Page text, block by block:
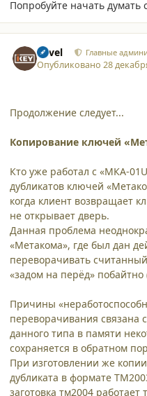
Попробуйте начать думать
Pavel Главные
Опубликовано28
Продолжение следует...
Копирование ключей
Кто уже работал с «МКА-
дубликатов ключей
когда клиент возвращает
не открывает дверь.
Данная проблема
«Метакома», где был дан
переворачивать
«задом на перёд»
Причины
переворачивания связана
данного типа в памяти
сохраняется в обратном
При изготовлении же
дубликата в формате
заготовка тм2004